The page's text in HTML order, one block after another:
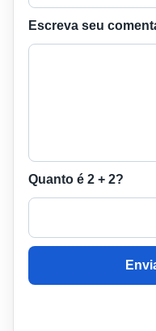
Escreva seu
Quanto é 2 + 2?